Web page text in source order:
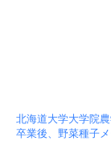
北海道大学大学院
卒業後、野菜種子